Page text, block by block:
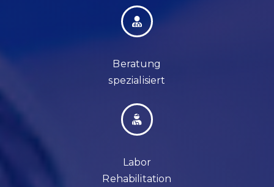
Beratung
spezialisiert
Labor
Rehabilitation